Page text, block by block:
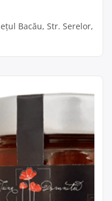
Bacău, Str. Serelor,